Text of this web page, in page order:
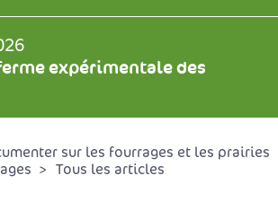
expérimentale des
sur les fourrages et les prairies
Tous les articles